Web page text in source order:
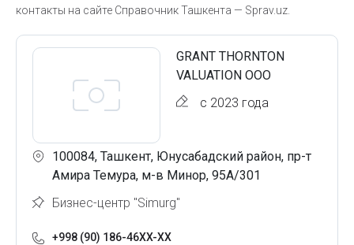
контакты на сайте Справочник Ташкента — Sprav.uz.
GRANT THORNTON
VALUATION ООО
с 2023 года
100084, Ташкент, Юнусабадский район, пр-т
Амира Темура, м-в Минор, 95А/301
Бизнес-центр "Simurg"
+998 (90) 186-46XX-XX